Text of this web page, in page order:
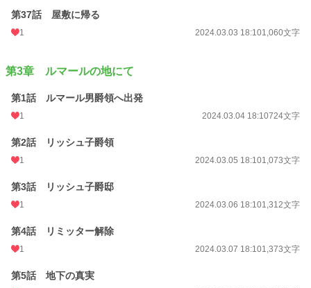
第37話 屋敷に帰る
1 2024.03.03 18:101,060文字
第3章 ルマールの地にて
第1話 ルマール男爵領へ出発
1 2024.03.04 18:10724文字
第2話 リッシュ子爵領
1 2024.03.05 18:101,073文字
第3話 リッシュ子爵邸
1 2024.03.06 18:101,312文字
第4話 リミッター解除
1 2024.03.07 18:101,373文字
第5話 地下の真実